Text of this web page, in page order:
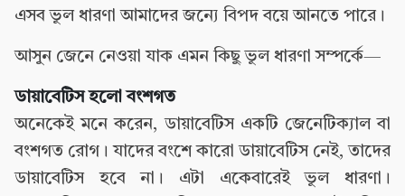
এসব ভুল ধারণা আমাদের জন্যে বিপদ বয়ে আনতে পারে।
আসুন জেনে নেওয়া যাক এমন কিছু ভুল ধারণা সম্পর্কে—
ডায়াবেটিস হলো বংশগত
অনেকেই মনে করেন, ডায়াবেটিস একটি জেনেটিক্যাল বা
বংশগত রোগ। যাদের বংশে কারো ডায়াবেটিস নেই, তাদের
ডায়াবেটিস হবে না। এটা একেবারেই ভুল ধারণা।